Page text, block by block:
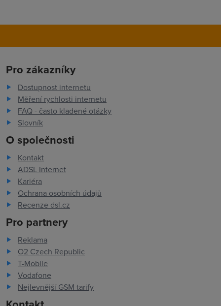
Pro zákazníky
Dostupnost internetu
Měření rychlosti internetu
FAQ - často kladené otázky
Slovník
O společnosti
Kontakt
ADSL Internet
Kariéra
Ochrana osobních údajů
Recenze dsl.cz
Pro partnery
Reklama
O2 Czech Republic
T-Mobile
Vodafone
Nejlevnější GSM tarify